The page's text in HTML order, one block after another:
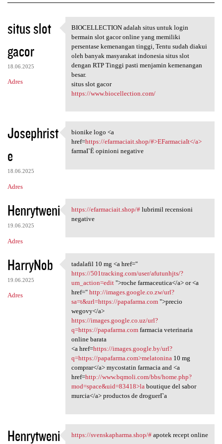
K
o
m
e
n
z
situs slot
gacor
18.06.2025
Adres
BIOCELLECTION adalah situs
BIOCELLECTION adalah situs untuk login
bermain slot gacor online yang memiliki
persentase kemenangan tinggi, Tentu sudah diakui
oleh banyak masyarakat indonesia situs slot
dengan RTP Tinggi pasti menjamin kemenangan
besar.
situs slot gacor
https://www.biocellection.com/
Josephrist
e
18.06.2025
Adres
bionike logo <a href=https:/
bionike logo <a
href=https://efarmaciait.shop/#>EFarmaciaIt</a>
farmaГЁ opinioni negative
Henrytweni
19.06.2025
Adres
https://efarmaciait.shop/#
https://efarmaciait.shop/#lubrimil recensioni
negative
HarryNob
19.06.2025
Adres
tadalafil 10 mg <a href="
tadalafil 10 mg <a href="
https://501tracking.com/user/afutunhjts/?
um_action=edit">roche farmaceutica</a> or <a
href=" http://images.google.co.zw/url?
sa=t&url=https://papafarma.com">precio
wegovy</a>
https://images.google.co.uz/url?
q=https://papafarma.comfarmacia veterinaria
online barata
<a href=https://images.google.by/url?
q=https://papafarma.com>melatonina10 mg
comprar</a> mycostatin farmacia and <a
href=http://www.bqmoli.com/bbs/home.php?
mod=space&uid=83418>laboutique del sabor
murcia</a> productos de droguerГ­a
Henrytweni https://svenskapharma.shop/#apotek recept online